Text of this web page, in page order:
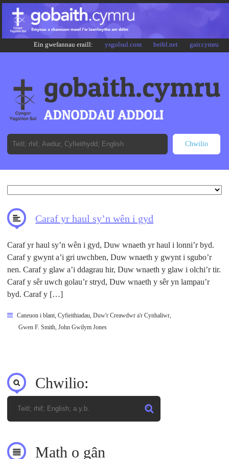
Ein gwefannau eraill: ysgolsul.com beibl.net gair.cymru
Caraf yr haul sy’n wên i gyd
Caraf yr haul sy’n wên i gyd, Duw wnaeth yr haul i lonni’r byd.
Caraf y gwynt a’i gri uwchben, Duw wnaeth y gwynt i sgubo’r
nen. Caraf y glaw a’i ddagrau hir, Duw wnaeth y glaw i olchi’r tir.
Caraf y sêr uwch golau’r stryd, Duw wnaeth y sêr yn lampau’r
byd. Caraf y […]
Caneuon i blant Cyfieithiadau Duw'r Creawdwr a'r Cynhaliwr
Gwen F. Smith John Gwilym Jones
Chwilio:
Math o gân